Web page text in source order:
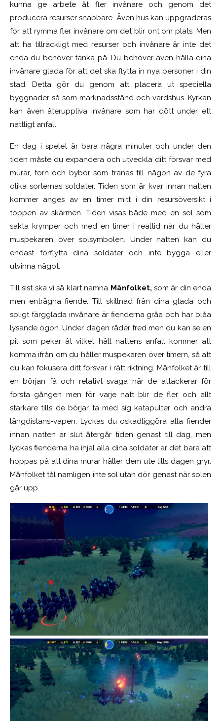
kunna ge arbete åt fler invånare och genom det
producera resurser snabbare. Även hus kan uppgraderas
för att rymma fler invånare om det blir ont om plats. Men
att ha tillräckligt med resurser och invånare är inte det
enda du behöver tänka på. Du behöver även hålla dina
invånare glada för att det ska flytta in nya personer i din
stad. Detta gör du genom att placera ut speciella
byggnader så som marknadsstånd och värdshus. Kyrkan
kan även återuppliva invånare som har dött under ett
nattligt anfall.
En dag i spelet är bara några minuter och under den
tiden måste du expandera och utveckla ditt försvar med
murar, torn och bybor som tränas till någon av de fyra
olika sorternas soldater. Tiden som är kvar innan natten
kommer anges av en timer mitt i din resursöversikt i
toppen av skärmen. Tiden visas både med en sol som
sakta krymper och med en timer i realtid när du håller
muspekaren över solsymbolen. Under natten kan du
endast förflytta dina soldater och inte bygga eller
utvinna något.
Till sist ska vi så klart nämna Månfolket, som är din enda
men enträgna fiende. Till skillnad från dina glada och
soligt färgglada invånare är fienderna gråa och har blåa
lysande ögon. Under dagen råder fred men du kan se en
pil som pekar åt vilket håll nattens anfall kommer att
komma ifrån om du håller muspekaren över timern, så att
du kan fokusera ditt försvar i rätt riktning. Månfolket är till
en början få och relativt svaga när de attackerar för
första gången men för varje natt blir de fler och allt
starkare tills de börjar ta med sig katapulter och andra
långdistans-vapen. Lyckas du oskadliggöra alla fiender
innan natten är slut återgår tiden genast till dag, men
lyckas fienderna ha ihjäl alla dina soldater är det bara att
hoppas på att dina murar håller dem ute tills dagen gryr.
Månfolket tål nämligen inte sol utan dör genast när solen
går upp.